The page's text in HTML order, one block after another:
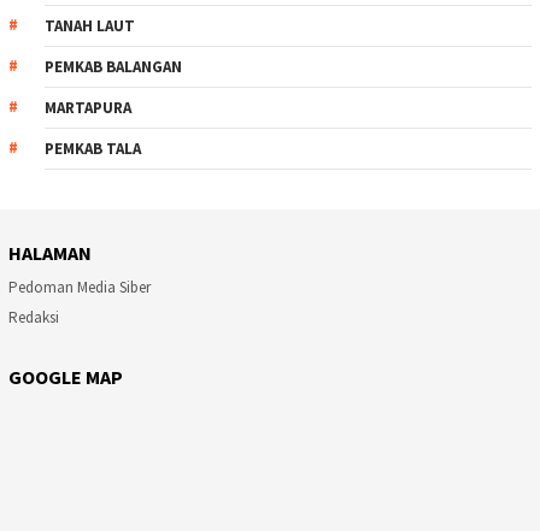
TANAH LAUT
PEMKAB BALANGAN
MARTAPURA
PEMKAB TALA
HALAMAN
Pedoman Media Siber
Redaksi
GOOGLE MAP